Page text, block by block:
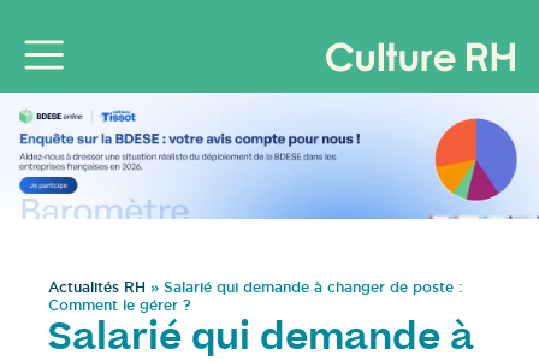
Actualités RH » Salarié qui demande à changer de poste :
Comment le gérer ?
Salarié qui demande à